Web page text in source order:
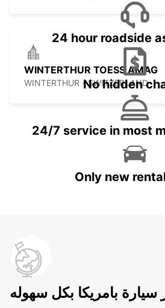
WINTERTHUR TOESS AMAG
WINTERTHUR - SWITZERLAND
24 hour roadside
No hidden
24/7 service in most
Only new
سيارة بامريكا بكل سهوله